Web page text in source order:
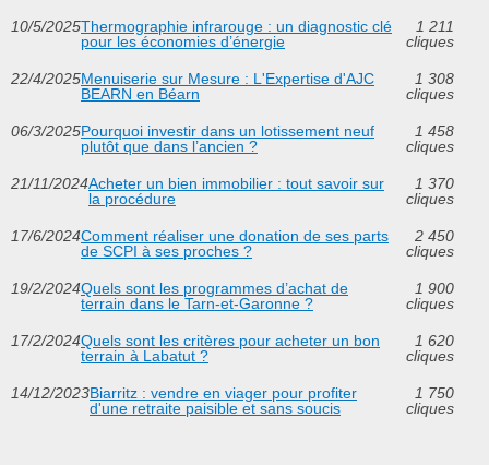
10/5/2025Thermographie infrarouge : un diagnostic clé
pour les économies d’énergie
1 211
cliques
22/4/2025Menuiserie sur Mesure : L'Expertise d'AJC
BEARN en Béarn
1 308
cliques
06/3/2025Pourquoi investir dans un lotissement neuf
plutôt que dans l’ancien ?
1 458
cliques
21/11/2024Acheter un bien immobilier : tout savoir sur
la procédure
1 370
cliques
17/6/2024Comment réaliser une donation de ses parts
de SCPI à ses proches ?
2 450
cliques
19/2/2024Quels sont les programmes d’achat de
terrain dans le Tarn-et-Garonne ?
1 900
cliques
17/2/2024Quels sont les critères pour acheter un bon
terrain à Labatut ?
1 620
cliques
14/12/2023Biarritz : vendre en viager pour profiter
d'une retraite paisible et sans soucis
1 750
cliques